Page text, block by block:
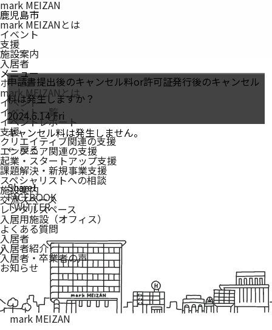
mark MEIZAN
鹿児島市
mark MEIZANとは
イベント
支援
施設案内
入居者
メニュー
ホーム
mark MEIZANとは
イベント
イベント一覧
イベントレポート
支援
クリエイティブ関連の支援
エンジニア関連の支援
起業・スタートアップ支援
課題解決・新規事業支援
スペシャリストへの相談
施設案内
交流スペース
レンタルスペース
入居用施設（オフィス）
よくある質問
入居者
入居者紹介
入居者・卒業者の声
お知らせ
申請書提出後のキャンセル料or許可証発行後のキャンセル
料は発生しますか？
2024.6.14 Fri
キャンセル料は発生しません。
← 戻る
Share!
FACEBOOK
TWITTER
mark MEIZAN